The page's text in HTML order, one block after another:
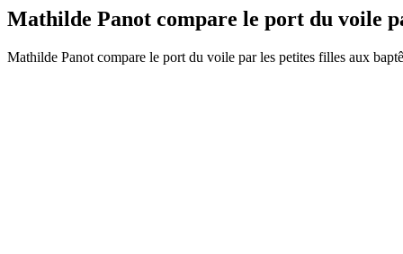
Mathilde Panot compare le port du voile
Mathilde Panot compare le port du voile par les petites filles aux